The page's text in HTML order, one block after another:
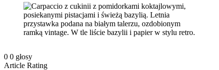
0 0 głosy
Article Rating